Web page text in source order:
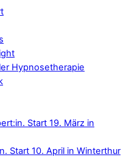
Hypnosetherapie
Start 19. März in
Start 10. April in Winterthur